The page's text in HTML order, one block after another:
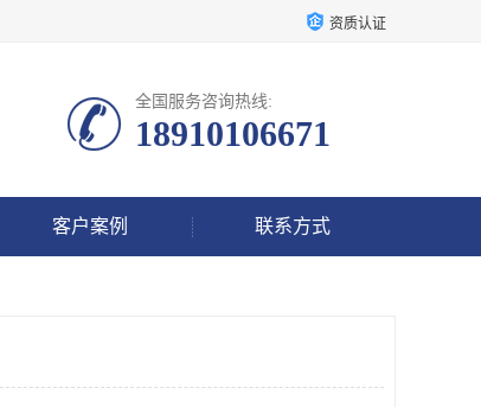
资质认证
全国服务咨询热线:
18910106671
客户案例 联系方式